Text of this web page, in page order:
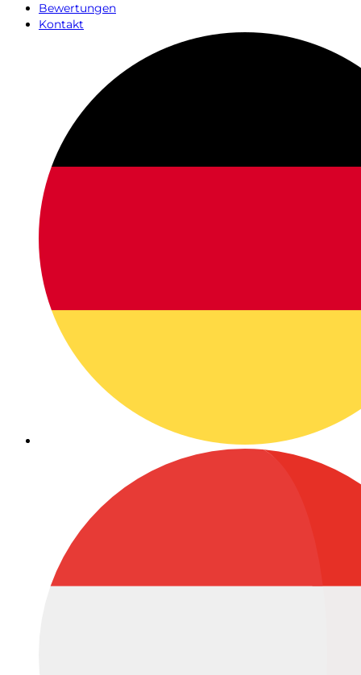
Bewertungen
Kontakt